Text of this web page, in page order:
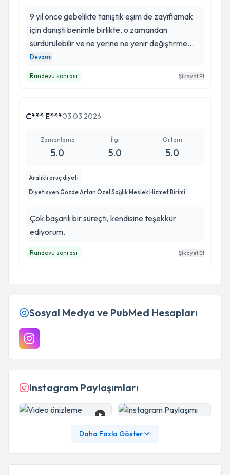
9 yıl önce gebelikte tanıştık eşim de zayıflamak
için danıştı benimle birlikte, o zamandan
sürdürülebilir ve ne yerine ne yenir değiştirme
dengelemesi ile o kadar sevdik ki son 2 yılda
Devamı
Randevu sonrası Şikayet Et
C*** E***03.03.2026
Zamanlama
5.0
İlgi
5.0
Ortam
5.0
Aralıklı oruç diyeti
Diyetisyen Gözde Artan Özel Sağlık Meslek Hizmet Birimi
Çok başarılı bir süreçti, kendisine teşekkür
ediyorum.
Randevu sonrası Şikayet Et
Sosyal Medya ve PubMed Hesapları
Instagram Paylaşımları
Daha Fazla Göster